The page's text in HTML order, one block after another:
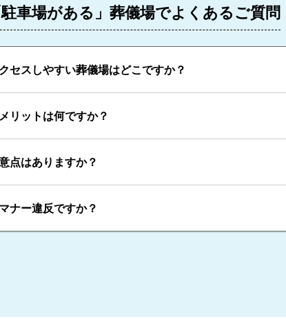
駐車場がある」葬儀場でよくあるご質問
セスしやすい葬儀場はどこですか？
リットは何ですか？
点はありますか？
ナー違反ですか？